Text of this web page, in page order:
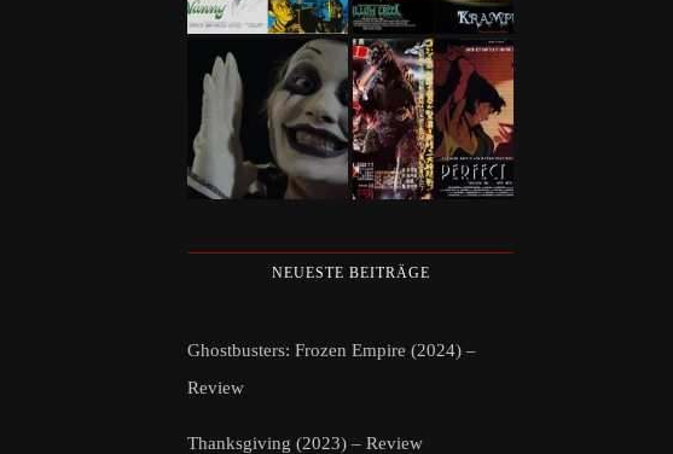
NEUESTE BEITRÄGE
Ghostbusters: Frozen Empire (2024) –
Review
Thanksgiving (2023) – Review